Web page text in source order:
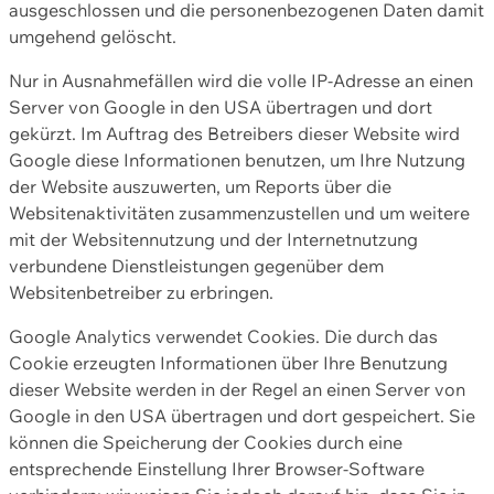
ausgeschlossen und die personenbezogenen Daten damit
umgehend gelöscht.
Nur in Ausnahmefällen wird die volle IP-Adresse an einen
Server von Google in den USA übertragen und dort
gekürzt. Im Auftrag des Betreibers dieser Website wird
Google diese Informationen benutzen, um Ihre Nutzung
der Website auszuwerten, um Reports über die
Websitenaktivitäten zusammenzustellen und um weitere
mit der Websitennutzung und der Internetnutzung
verbundene Dienstleistungen gegenüber dem
Websitenbetreiber zu erbringen.
Google Analytics verwendet Cookies. Die durch das
Cookie erzeugten Informationen über Ihre Benutzung
dieser Website werden in der Regel an einen Server von
Google in den USA übertragen und dort gespeichert. Sie
können die Speicherung der Cookies durch eine
entsprechende Einstellung Ihrer Browser-Software